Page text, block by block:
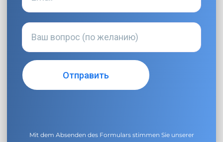
Mit dem Absenden des Formulars stimmen Sie unserer